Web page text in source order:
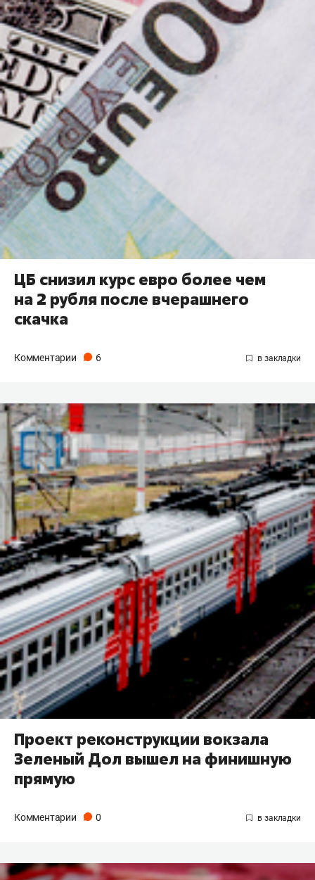
ЦБ снизил курс евро более чем
на 2 рубля после вчерашнего
скачка
Комментарии 6
Проект реконструкции вокзала
Зеленый Дол вышел на финишную
прямую
Комментарии 0